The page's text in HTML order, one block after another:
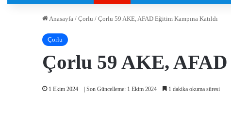
Anasayfa / Çorlu / Çorlu 59 AKE, AFAD Eğitim Kampına Katıldı
Çorlu
Çorlu 59 AKE, AFAD
1 Ekim 2024 | Son Güncelleme: 1 Ekim 2024 1 dakika okuma süresi